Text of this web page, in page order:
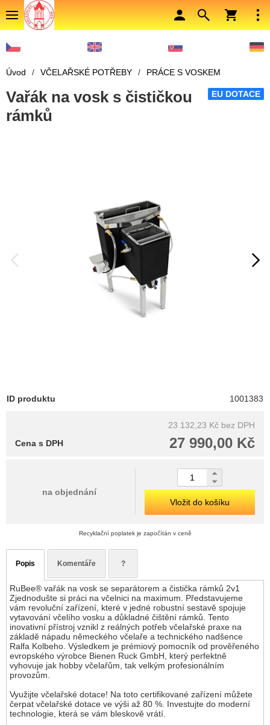
Úvod / VČELAŘSKÉ POTŘEBY / PRÁCE S VOSKEM
EU DOTACE
Vařák na vosk s čističkou
rámků
ID produktu 1001383
23 132,23 Kč bez DPH
27 990,00 Kč
Cena s DPH
na objednání
Vložit do košíku
Recyklační poplatek je započítán v ceně
Popis Komentáře ?
RuBee® vařák na vosk se separátorem a čistička rámků 2v1
Zjednodušte si práci na včelnici na maximum. Představujeme
vám revoluční zařízení, které v jedné robustní sestavě spojuje
vytavování včelího vosku a důkladné čištění rámků. Tento
inovativní přístroj vznikl z reálných potřeb včelařské praxe na
základě nápadu německého včelaře a technického nadšence
Ralfa Kolbeho. Výsledkem je prémiový pomocník od prověřeného
evropského výrobce Bienen Ruck GmbH, který perfektně
vyhovuje jak hobby včelařům, tak velkým profesionálním
provozům.
Využijte včelařské dotace! Na toto certifikované zařízení můžete
čerpat včelařské dotace ve výši až 80 %. Investujte do moderní
technologie, která se vám bleskově vrátí.